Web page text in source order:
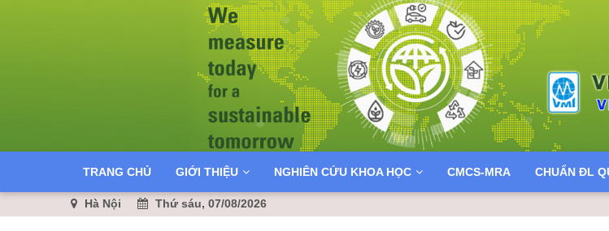
TRANG CHỦ GIỚI THIỆU NGHIÊN CỨU KHOA HỌC CMCS-MRA CHUẨN ĐL
Hà Nội Thứ sáu, 07/08/2026